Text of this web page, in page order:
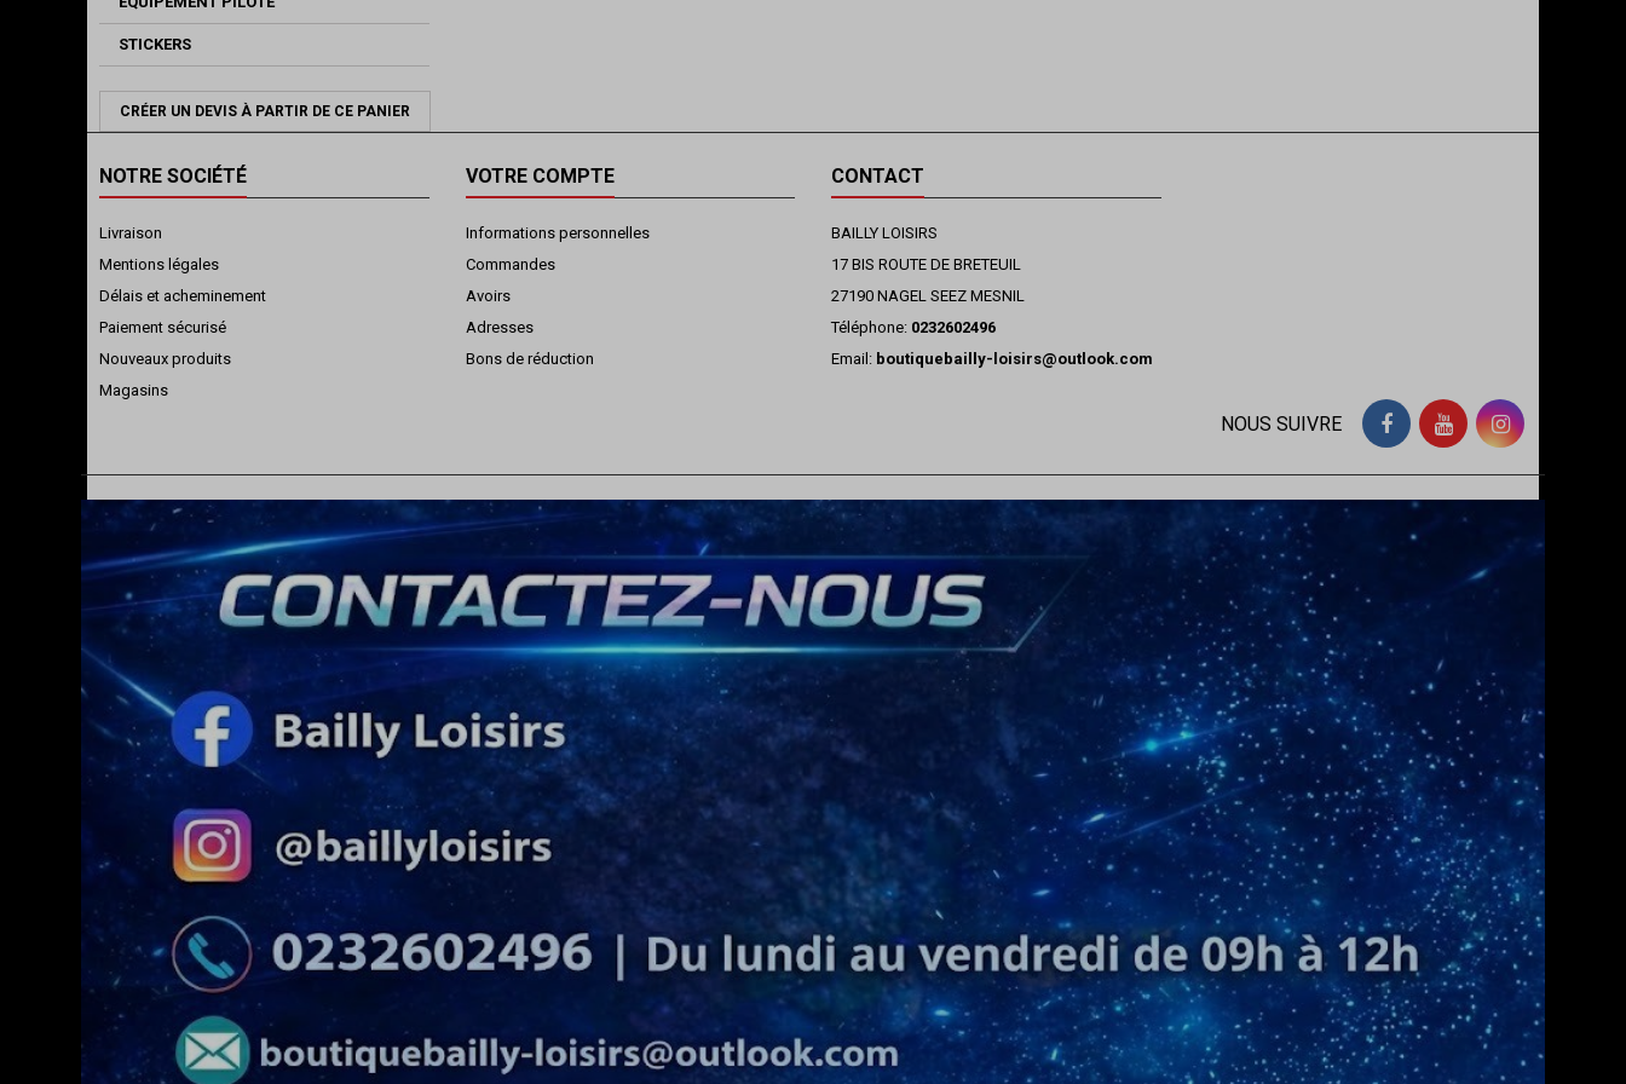
STICKERS
CRÉER UN DEVIS À PARTIR DE CE PANIER
NOTRE SOCIÉTÉ
Livraison
Mentions légales
Délais et acheminement
Paiement sécurisé
Nouveaux produits
Magasins
VOTRE COMPTE
Informations personnelles
Commandes
Avoirs
Adresses
Bons de réduction
CONTACT
BAILLY LOISIRS
17 BIS ROUTE DE BRETEUIL
27190 NAGEL SEEZ MESNIL
Téléphone: 0232602496
Email: boutiquebailly-loisirs@outlook.com
NOUS SUIVRE